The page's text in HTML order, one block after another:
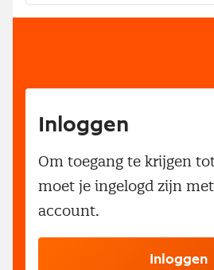
Inloggen
Om toegang te krijgen
moet je ingelogd zijn
account.
Inloggen